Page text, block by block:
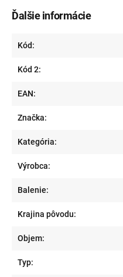
Ďalšie informácie
Kód:
Kód 2:
EAN:
Značka:
Kategória:
Výrobca:
Balenie:
Krajina pôvodu:
Objem:
Typ: